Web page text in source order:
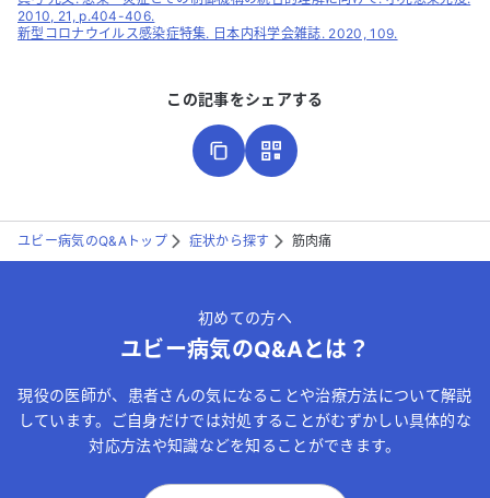
2010, 21, p.404-406.
新型コロナウイルス感染症特集. 日本内科学会雑誌. 2020, 109.
この記事をシェアする
ユビー病気のQ&Aトップ 症状から探す 筋肉痛
初めての方へ
ユビー病気のQ&Aとは？
現役の医師が、患者さんの気になることや治療方法について解説
しています。ご自身だけでは対処することがむずかしい具体的な
対応方法や知識などを知ることができます。